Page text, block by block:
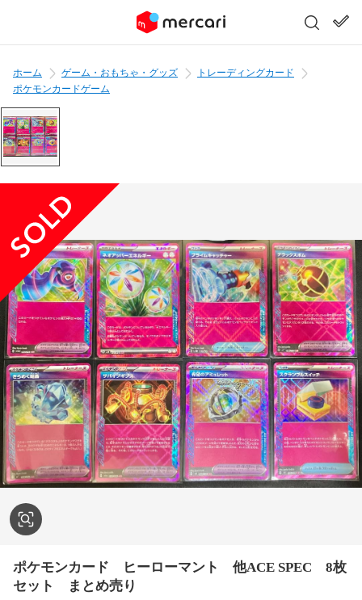
ホーム ゲーム・おもちゃ・グッズ
トレーディングカード
ポケモンカードゲーム
ポケモンカード ヒーローマント 他ACE SPEC 8枚
セット まとめ売り